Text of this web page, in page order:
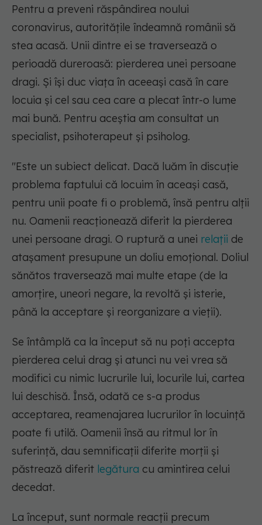
Pentru a preveni răspândirea noului
coronavirus, autoritățile îndeamnă românii să
stea acasă. Unii dintre ei se traversează o
perioadă dureroasă: pierderea unei persoane
dragi. Și își duc viața în aceeași casă în care
locuia și cel sau cea care a plecat într-o lume
mai bună. Pentru aceștia am consultat un
specialist, psihoterapeut și psiholog.
"Este un subiect delicat. Dacă luăm în discuție
problema faptului că locuim în aceași casă,
pentru unii poate fi o problemă, însă pentru alții
nu. Oamenii reacționează diferit la pierderea
unei persoane dragi. O ruptură a unei relații de
atașament presupune un doliu emoțional. Doliul
sănătos traversează mai multe etape (de la
amorțire, uneori negare, la revoltă și isterie,
până la acceptare și reorganizare a vieții).
Se întâmplă ca la început să nu poți accepta
pierderea celui drag și atunci nu vei vrea să
modifici cu nimic lucrurile lui, locurile lui, cartea
lui deschisă. Însă, odată ce s-a produs
acceptarea, reamenajarea lucrurilor în locuință
poate fi utilă. Oamenii însă au ritmul lor în
suferință, dau semnificații diferite morții și
păstrează diferit legătura cu amintirea celui
decedat.
La început, sunt normale reacții precum